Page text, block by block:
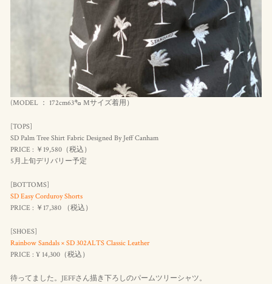
(MODEL ： 172cm63㌔ Mサイズ着用）
[TOPS]
SD Palm Tree Shirt Fabric Designed By Jeff Canham
PRICE : ￥19,580（税込 ）
5月上旬デリバリー予定
[BOTTOMS]
SD Easy Corduroy Shorts
PRICE : ￥17,380 （税込 ）
[SHOES]
Rainbow Sandals × SD 302ALTS Classic Leather
PRICE : ¥ 14,300（税込 ）
待ってました。JEFFさん描き下ろしのパームツリーシャツ。